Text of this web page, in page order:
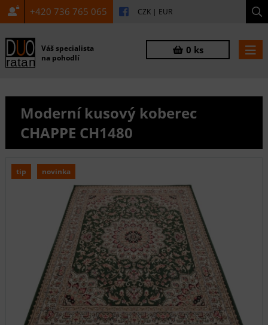
+420 736 765 065 CZK | EUR
Váš specialista
na pohodlí
0 ks
Moderní kusový koberec
CHAPPE CH1480
tip novinka